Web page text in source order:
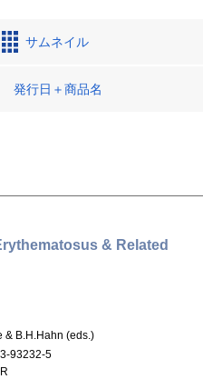
サムネイル
発行日＋商品名
& Related
& B.H.Hahn (eds.)
93232-5